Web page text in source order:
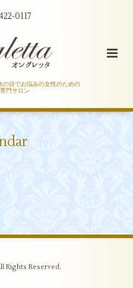
0117
の目でお悩みの女性のための
門サロン
Rights Reserved.